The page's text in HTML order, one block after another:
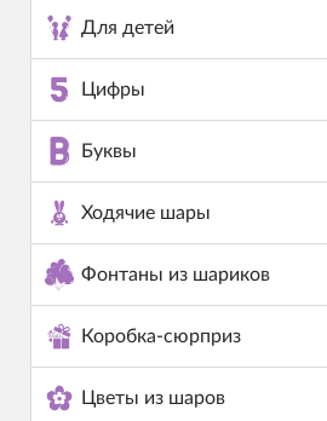
Для детей
Цифры
Буквы
Ходячие шары
Фонтаны из шариков
Коробка-сюрприз
Цветы из шаров